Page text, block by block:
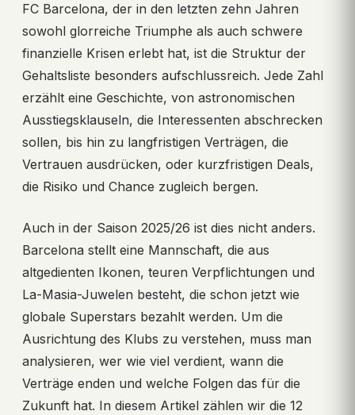
FC Barcelona, der in den letzten zehn Jahren
sowohl glorreiche Triumphe als auch schwere
finanzielle Krisen erlebt hat, ist die Struktur der
Gehaltsliste besonders aufschlussreich. Jede Zahl
erzählt eine Geschichte, von astronomischen
Ausstiegsklauseln, die Interessenten abschrecken
sollen, bis hin zu langfristigen Verträgen, die
Vertrauen ausdrücken, oder kurzfristigen Deals,
die Risiko und Chance zugleich bergen.
Auch in der Saison 2025/26 ist dies nicht anders.
Barcelona stellt eine Mannschaft, die aus
altgedienten Ikonen, teuren Verpflichtungen und
La-Masia-Juwelen besteht, die schon jetzt wie
globale Superstars bezahlt werden. Um die
Ausrichtung des Klubs zu verstehen, muss man
analysieren, wer wie viel verdient, wann die
Verträge enden und welche Folgen das für die
Zukunft hat. In diesem Artikel zählen wir die 12